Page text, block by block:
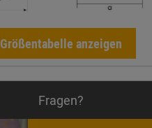
Größentabelle anzeigen
Fragen?